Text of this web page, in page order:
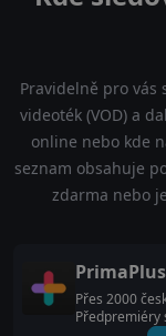
Pravidelně pro
videoték (VOD) a
online nebo kde
seznam obsahuje
zdarma nebo
PrimaPlus
Přes 2000
Předpremiéry